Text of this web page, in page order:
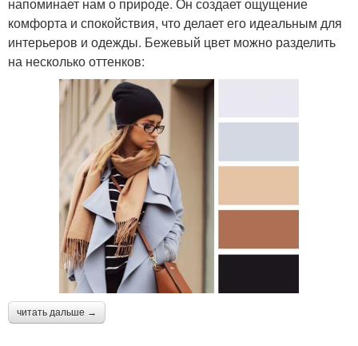
комфорта и спокойствия, что делает его идеальным для
интерьеров и одежды. Бежевый цвет можно разделить
на несколько оттенков:
читать дальше →